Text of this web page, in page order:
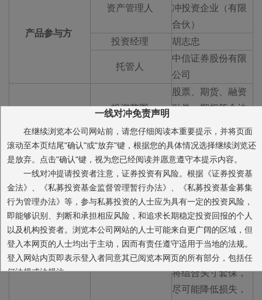
产品参与方
资产管理人
冲投资企业（有限
合伙）
投资经理
胡志忠
托管人
中信证券股份有限
公司
投资相关
投资范围
股票、期货、融资
融券、期权等合法
投资策略/方式
主观管理下的择时
对冲策略：将择时
策略和对冲策略进
行结合，在预测市
场上涨时平仓期货
合约，让股票组合
收益跟随市场奔
跑；市场下跌时则
将组合头寸套保，
尽可能降低损失，
一线对冲免责声明
在继续浏览本公司网站前，请您仔细阅读本重要提示，并将页面
滚动至本页结尾"确认"或"放弃"键，根据您的具体情况选择继续浏览还
是放弃。点击"确认"键，视为您已经阅读并愿意遵守本提示内容。
一线对冲提请投资者注意，证券投资有风险。根据《证券投资基
金法》、《私募投资基金监督管理暂行办法》、《私募投资基金募集
行为管理办法》等，参与私募投资的人士应为具有一定的投资风险，
即能够识别、判断和承担相应风险，和追求长期稳定投资回报的个人
以及机构投资者。浏览本公司网站的人士可能来自更广阔的区域，但
登入本网页的人士均出于主动，因而有责任遵守适用于当地的法规。
登入网站内页即表示登入者同意其已阅览本网页的所有部分，包括任
何法规或法规注。
本网站所载的各种信息和数据等仅供参考，本网站所载的观点和